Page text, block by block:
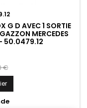
G D AVEC 1 SORTIE
MERCEDES
- 50.0479.12
€